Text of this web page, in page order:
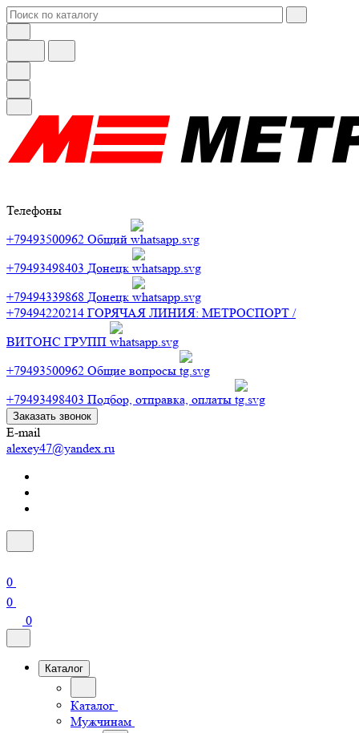
Телефоны
+79493500962 Общий
+79493498403 Донецк
+79494339868 Донецк
+79494220214 ГОРЯЧАЯ ЛИНИЯ: МЕТРОСПОРТ /
ВИТОНС ГРУПП
+79493500962 Общие вопросы
+79493498403 Подбор, отправка, оплаты
Заказать звонок
E-mail
alexey47@yandex.ru
0
0
0
Каталог
Каталог
Мужчинам